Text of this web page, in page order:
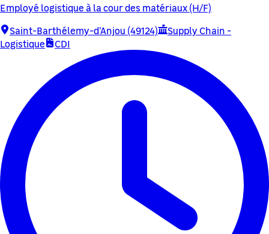
Employé logistique à la cour des matériaux (H/F)
Saint-Barthélemy-d'Anjou (49124)
Supply Chain -
Logistique
CDI